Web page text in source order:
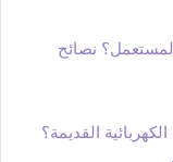
نصائح
القديمة؟